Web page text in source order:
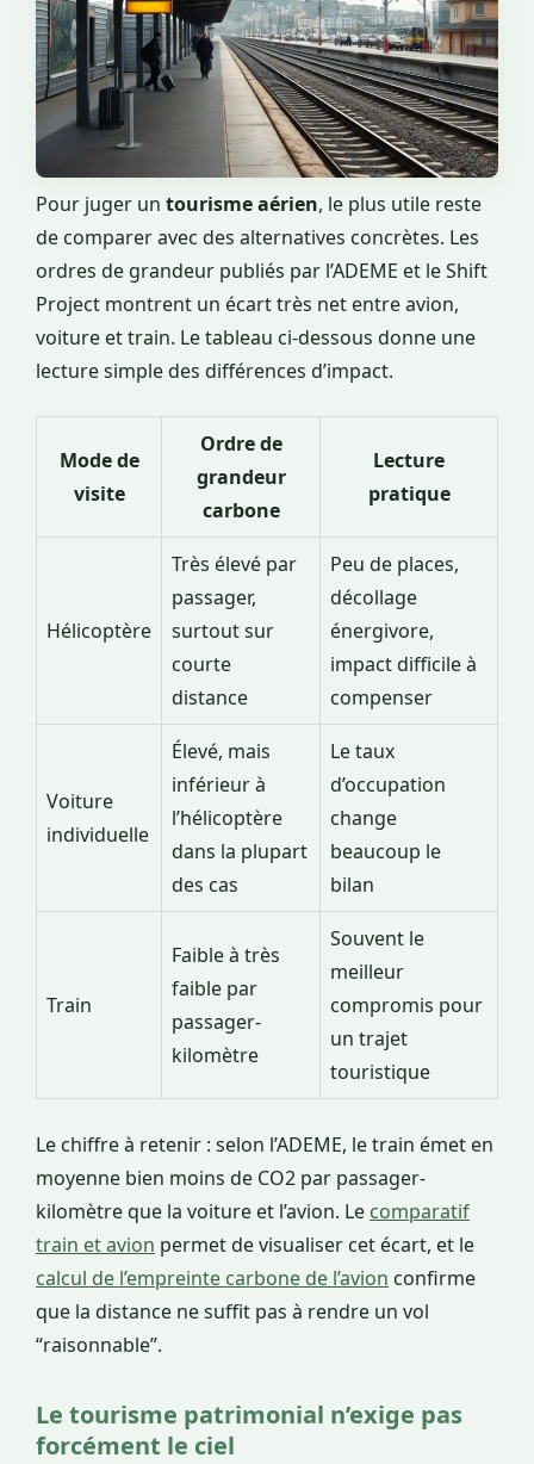
Pour juger un tourisme aérien, le plus utile reste
de comparer avec des alternatives concrètes. Les
ordres de grandeur publiés par l’ADEME et le Shift
Project montrent un écart très net entre avion,
voiture et train. Le tableau ci-dessous donne une
lecture simple des différences d’impact.
Mode de
visite
Ordre de
grandeur
carbone
Lecture
pratique
Hélicoptère
Très élevé par
passager,
surtout sur
courte
distance
Peu de places,
décollage
énergivore,
impact difficile à
compenser
Voiture
individuelle
Élevé, mais
inférieur à
l’hélicoptère
dans la plupart
des cas
Le taux
d’occupation
change
beaucoup le
bilan
Train
Faible à très
faible par
passager-
kilomètre
Souvent le
meilleur
compromis pour
un trajet
touristique
Le chiffre à retenir : selon l’ADEME, le train émet en
moyenne bien moins de CO2 par passager-
kilomètre que la voiture et l’avion. Le comparatif
train et avion permet de visualiser cet écart, et le
calcul de l’empreinte carbone de l’avion confirme
que la distance ne suffit pas à rendre un vol
“raisonnable”.
Le tourisme patrimonial n’exige pas
forcément le ciel